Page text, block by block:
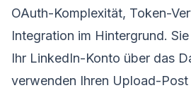
OAuth-Komplexität, Token-
Integration im Hintergrund.
Ihr LinkedIn-Konto über das
verwenden Ihren Upload-